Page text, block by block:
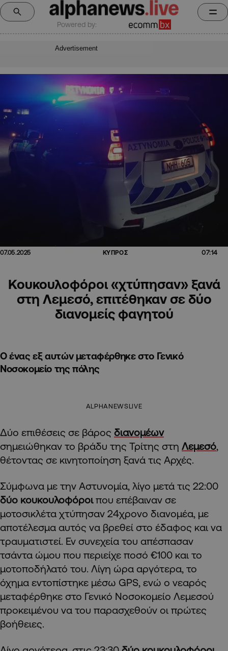
Powered by:
Advertisement
07.05.2025 ΚΥΠΡΟΣ 07:14
Κουκουλοφόροι «χτύπησαν» ξανά
στη Λεμεσό, επιτέθηκαν σε δύο
διανομείς φαγητού
Ο ένας εξ αυτών μεταφέρθηκε στο Γενικό
Νοσοκομείο της πόλης
ALPHANEWSLIVE
Δύο επιθέσεις σε βάρος διανομέων
σημειώθηκαν το βράδυ της Τρίτης στη Λεμεσό,
θέτοντας σε κινητοποίηση ξανά τις Αρχές.
Σύμφωνα με την Αστυνομία, λίγο μετά τις 22:00
δύο κουκουλοφόροιπου επέβαιναν σε
μοτοσικλέτα χτύπησαν 24χρονο διανομέα, με
αποτέλεσμα αυτός να βρεθεί στο έδαφος και να
τραυματιστεί. Εν συνεχεία του απέσπασαν
τσάντα ώμου που περιείχε ποσό €100 και το
μοτοποδήλατό του. Λίγη ώρα αργότερα, το
όχημα εντοπίστηκε μέσω GPS, ενώ ο νεαρός
μεταφέρθηκε στο Γενικό Νοσοκομείο Λεμεσού
προκειμένου να του παρασχεθούν οι πρώτες
βοήθειες.